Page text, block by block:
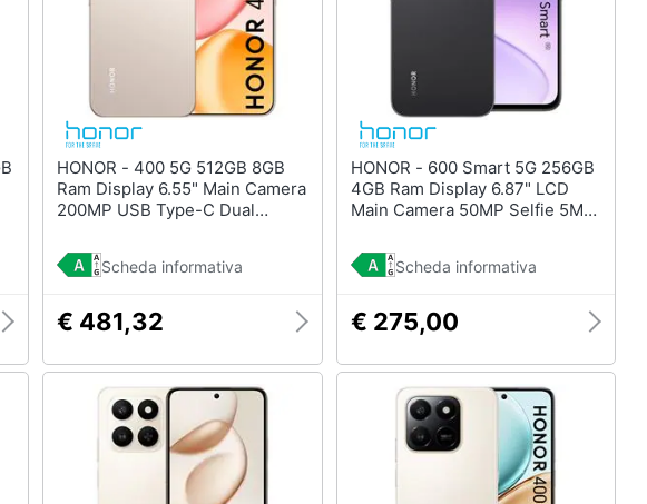
HONOR - 400 5G 512GB 8GB
Ram Display 6.55" Main Camera
200MP USB Type-C Dual
Snapdragon: 7 Gen3 5300mAh
Desert GoldScheda informativa
€ 481,32
HONOR - 600 Smart 5G 256GB
4GB Ram Display 6.87" LCD
Main Camera 50MP Selfie 5MP
10 Snapdragon 4 Gen4
7700mAh Black Velvet
Scheda informativa
€ 275,00